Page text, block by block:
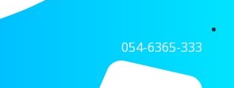
054-6365-333